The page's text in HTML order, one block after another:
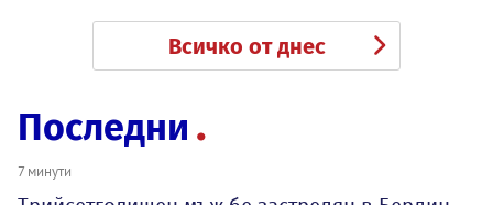
Всичко от днес
Последни
7 минути